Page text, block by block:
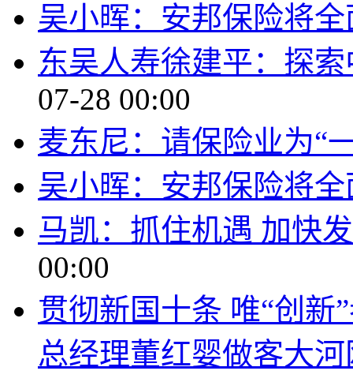
吴小晖：安邦保险将
东吴人寿徐建平：探
07-28 00:00
麦东尼：请保险业为“
吴小晖：安邦保险将
马凯：抓住机遇 加快
00:00
贯彻新国十条 唯“创
总经理董红婴做客大